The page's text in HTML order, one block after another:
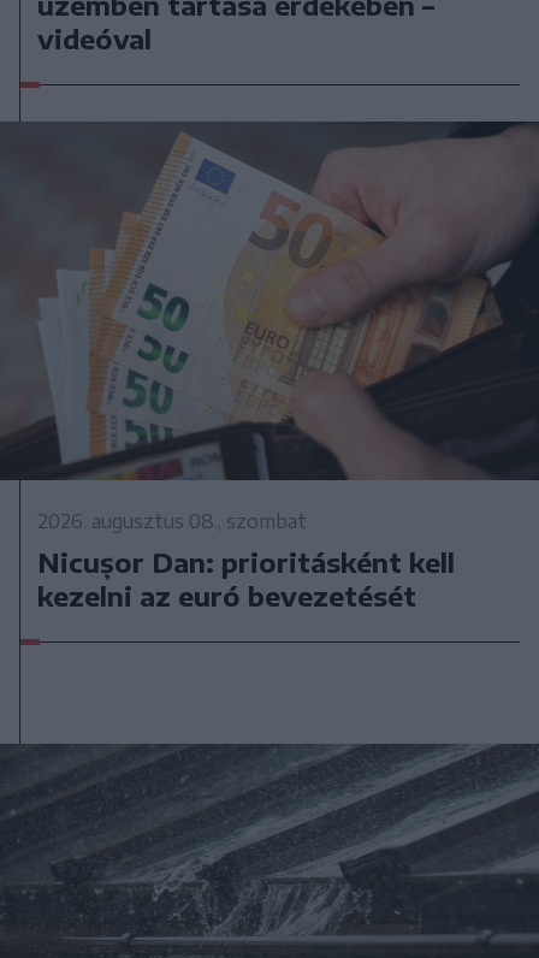
videóval
2026. augusztus 08., szombat
Nicușor Dan: prioritásként kell
kezelni az euró bevezetését